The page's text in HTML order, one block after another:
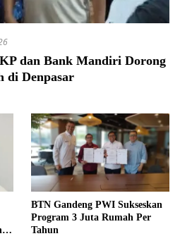
dan Bank Mandiri Dorong
di Denpasar
BTN Gandeng PWI Sukseskan
Program 3 Juta Rumah Per
Tahun